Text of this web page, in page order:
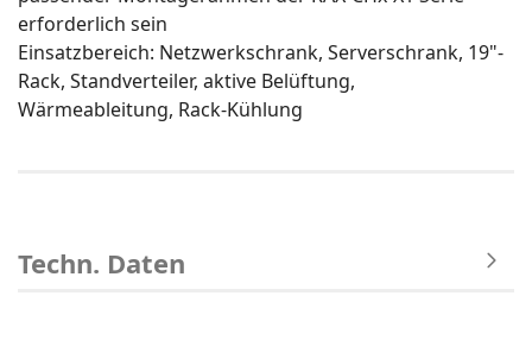
erforderlich sein
Einsatzbereich: Netzwerkschrank, Serverschrank, 19"-
Rack, Standverteiler, aktive Belüftung,
Wärmeableitung, Rack-Kühlung
Techn. Daten